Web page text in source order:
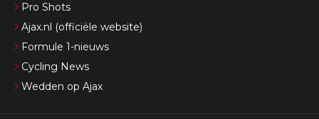
Pro Shots
Ajax.nl (officiële website)
Formule 1-nieuws
Cycling News
Wedden op Ajax